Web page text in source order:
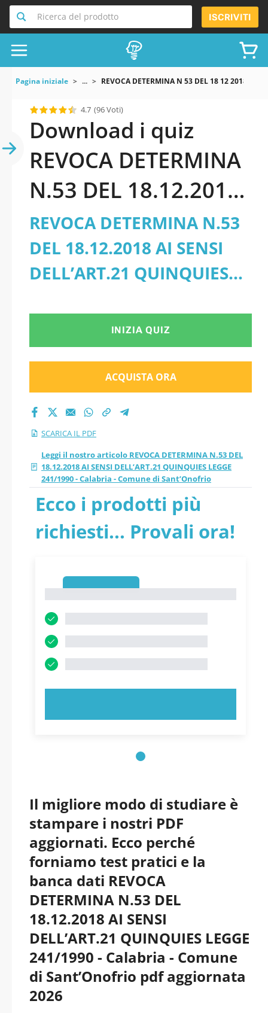
Ricerca del prodotto ISCRIVITI
Pagina iniziale ... REVOCA DETERMINA N 53 DEL 18 12 2018 AI
4.7 (96 Voti)
Download i quiz
REVOCA DETERMINA
N.53 DEL 18.12.2018
AI SENSI DELL’ART.21
QUINQUIES LEGGE
241/1990 - Calabria -
Comune di
Sant’Onofrio pdf
versione 2026
aggiornati
REVOCA DETERMINA N.53
DEL 18.12.2018 AI SENSI
DELL’ART.21 QUINQUIES
- Comune di Sant’Onofrio -
PDF
INIZIA QUIZ
ACQUISTA ORA
SCARICA IL PDF
Leggi il nostro articolo REVOCA DETERMINA N.53 DEL
18.12.2018 AI SENSI DELL’ART.21 QUINQUIES LEGGE
241/1990 - Calabria - Comune di Sant’Onofrio
Ecco i prodotti più
richiesti... Provali ora!
Il migliore modo di studiare è
stampare i nostri PDF
aggiornati. Ecco perché
forniamo test pratici e la
banca dati REVOCA
DETERMINA N.53 DEL
18.12.2018 AI SENSI
DELL’ART.21 QUINQUIES LEGGE
241/1990 - Calabria - Comune
di Sant’Onofrio pdf aggiornata
2026